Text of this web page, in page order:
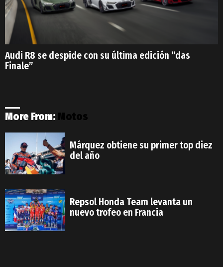
Audi R8 se despide con su última edición “das
Finale”
More From: Motos
Márquez obtiene su primer top diez
del año
Repsol Honda Team levanta un
nuevo trofeo en Francia